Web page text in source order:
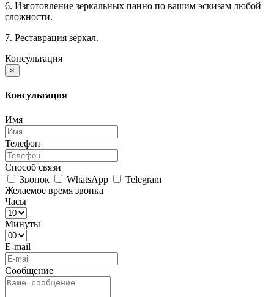
6. Изготовление зеркальных панно по вашим эскизам любой
сложности.
7. Реставрация зеркал.
Консультация
×
Консультация
Имя
Телефон
Способ связи
Звонок
WhatsApp
Telegram
Желаемое время звонка
Часы
Минуты
E-mail
Сообщение